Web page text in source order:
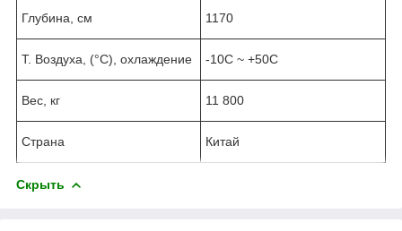
Глубина, см 1170
Т. Воздуха, (°C), охлаждение -10C ~ +50C
Вес, кг 11 800
Страна Китай
Скрыть